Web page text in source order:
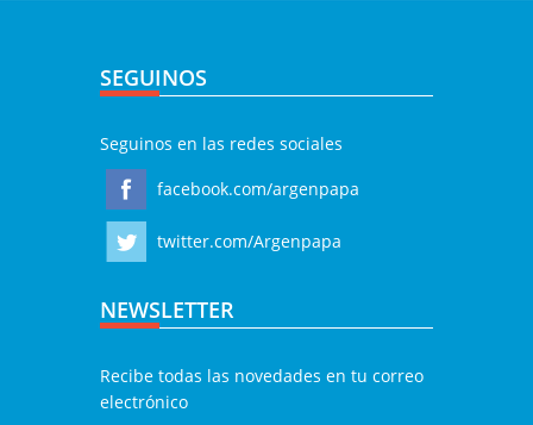
SEGUINOS
Seguinos en las redes sociales
facebook.com/argenpapa
twitter.com/Argenpapa
NEWSLETTER
Recibe todas las novedades en tu correo
electrónico